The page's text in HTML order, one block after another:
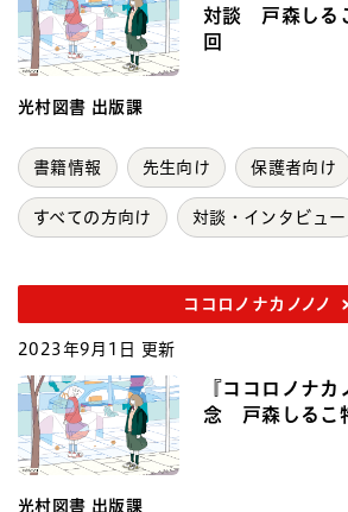
対談 戸森し
回
光村図書 出版課
書籍情報 先生向け 保護者向け
すべての方向け 対談・インタビュー
ココロノナカノノノ
2023年9月1日 更新
『ココロノナ
念 戸森しるこ
光村図書 出版課